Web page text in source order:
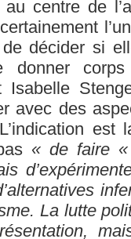
centre de
décider si
donner
Isabelle
avec des
« de faire
La lutte